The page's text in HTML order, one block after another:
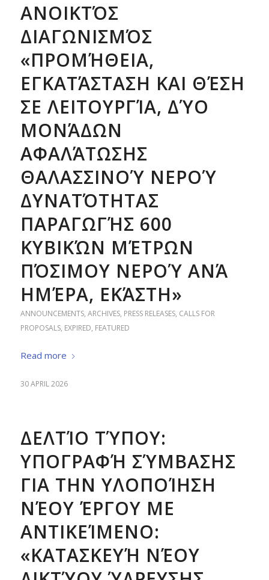
ΑΝΟΙΚΤΌΣ
ΔΙΑΓΩΝΙΣΜΌΣ
«ΠΡΟΜΉΘΕΙΑ,
ΕΓΚΑΤΆΣΤΑΣΗ ΚΑΙ ΘΈΣΗ
ΣΕ ΛΕΙΤΟΥΡΓΊΑ, ΔΎΟ
ΜΟΝΆΔΩΝ
ΑΦΑΛΆΤΩΣΗΣ
ΘΑΛΑΣΣΙΝΟΎ ΝΕΡΟΎ
ΔΥΝΑΤΌΤΗΤΑΣ
ΠΑΡΑΓΩΓΉΣ 600
ΚΥΒΙΚΏΝ ΜΈΤΡΩΝ
ΠΌΣΙΜΟΥ ΝΕΡΟΎ ΑΝΆ
ΗΜΈΡΑ, ΕΚΆΣΤΗ»
ANNOUNCEMENTS, ARCHIVES, PRESS RELEASES, CALLS FOR
PROPOSALS, EXPIRED, FEATURED
Read more
30 APRIL 2026
ΔΕΛΤΊΟ ΤΎΠΟΥ:
ΥΠΟΓΡΑΦΉ ΣΎΜΒΑΣΗΣ
ΓΙΑ ΤΗΝ ΥΛΟΠΟΊΗΣΗ
ΝΈΟΥ ΈΡΓΟΥ ΜΕ
ΑΝΤΙΚΕΊΜΕΝΟ:
«ΚΑΤΑΣΚΕΥΉ ΝΈΟΥ